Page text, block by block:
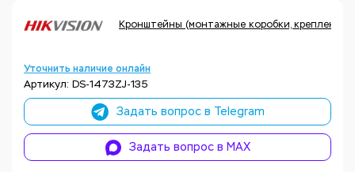
Кронштейны (монтажные коробки, крепления,
Уточнить наличие онлайн
Артикул: DS-1473ZJ-135
Задать вопрос в Telegram
Задать вопрос в MAX